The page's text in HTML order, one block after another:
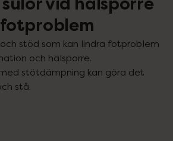
stöd som kan lindra fotproblem
och hälsporre.
stötdämpning kan göra det
stå.